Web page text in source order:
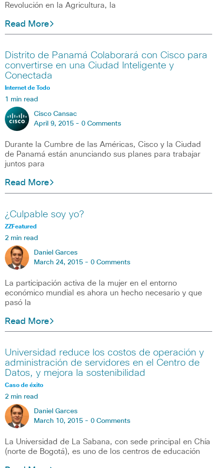
Revolución en la Agricultura, la
Read More
Distrito de Panamá Colaborará con Cisco para
convertirse en una Ciudad Inteligente y
Conectada
Internet de Todo
1 min read
Cisco Cansac
April 9, 2015 - 0 Comments
Durante la Cumbre de las Américas, Cisco y la Ciudad
de Panamá están anunciando sus planes para trabajar
juntos para
Read More
¿Culpable soy yo?
ZZFeatured
2 min read
Daniel Garces
March 24, 2015 - 0 Comments
La participación activa de la mujer en el entorno
económico mundial es ahora un hecho necesario y que
pasó la
Read More
Universidad reduce los costos de operación y
administración de servidores en el Centro de
Datos, y mejora la sostenibilidad
Caso de éxito
2 min read
Daniel Garces
March 10, 2015 - 0 Comments
La Universidad de La Sabana, con sede principal en Chía
(norte de Bogotá), es uno de los centros de educación